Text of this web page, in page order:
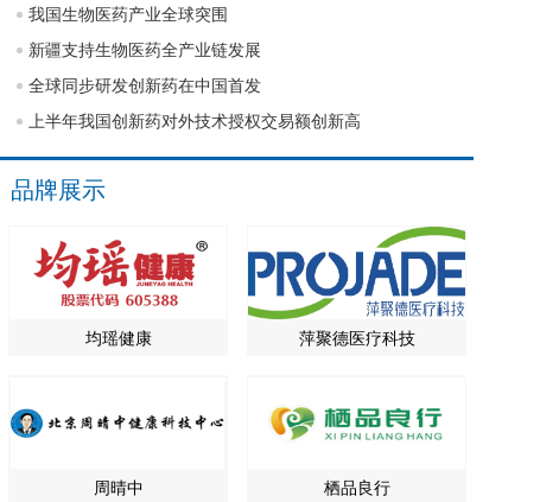
我国生物医药产业全球突围
新疆支持生物医药全产业链发展
全球同步研发创新药在中国首发
上半年我国创新药对外技术授权交易额创新高
品牌展示
均瑶健康 萍聚德医疗科技
周晴中 栖品良行